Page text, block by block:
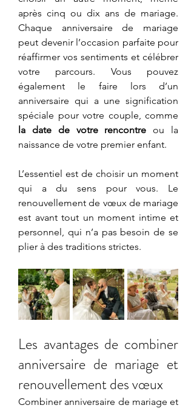
après cinq ou dix ans de mariage.
Chaque anniversaire de mariage
peut devenir l’occasion parfaite pour
réaffirmer vos sentiments et célébrer
votre parcours. Vous pouvez
également le faire lors d’un
anniversaire qui a une signification
la date de votre rencontre ou la
naissance de votre premier enfant.
L’essentiel est de choisir un moment
qui a du sens pour vous. Le
renouvellement de vœux de mariage
est avant tout un moment intime et
personnel, qui n’a pas besoin de se
plier à des traditions strictes.
Les avantages de combiner
anniversaire de mariage et
renouvellement des vœux
Combiner anniversaire de mariage et